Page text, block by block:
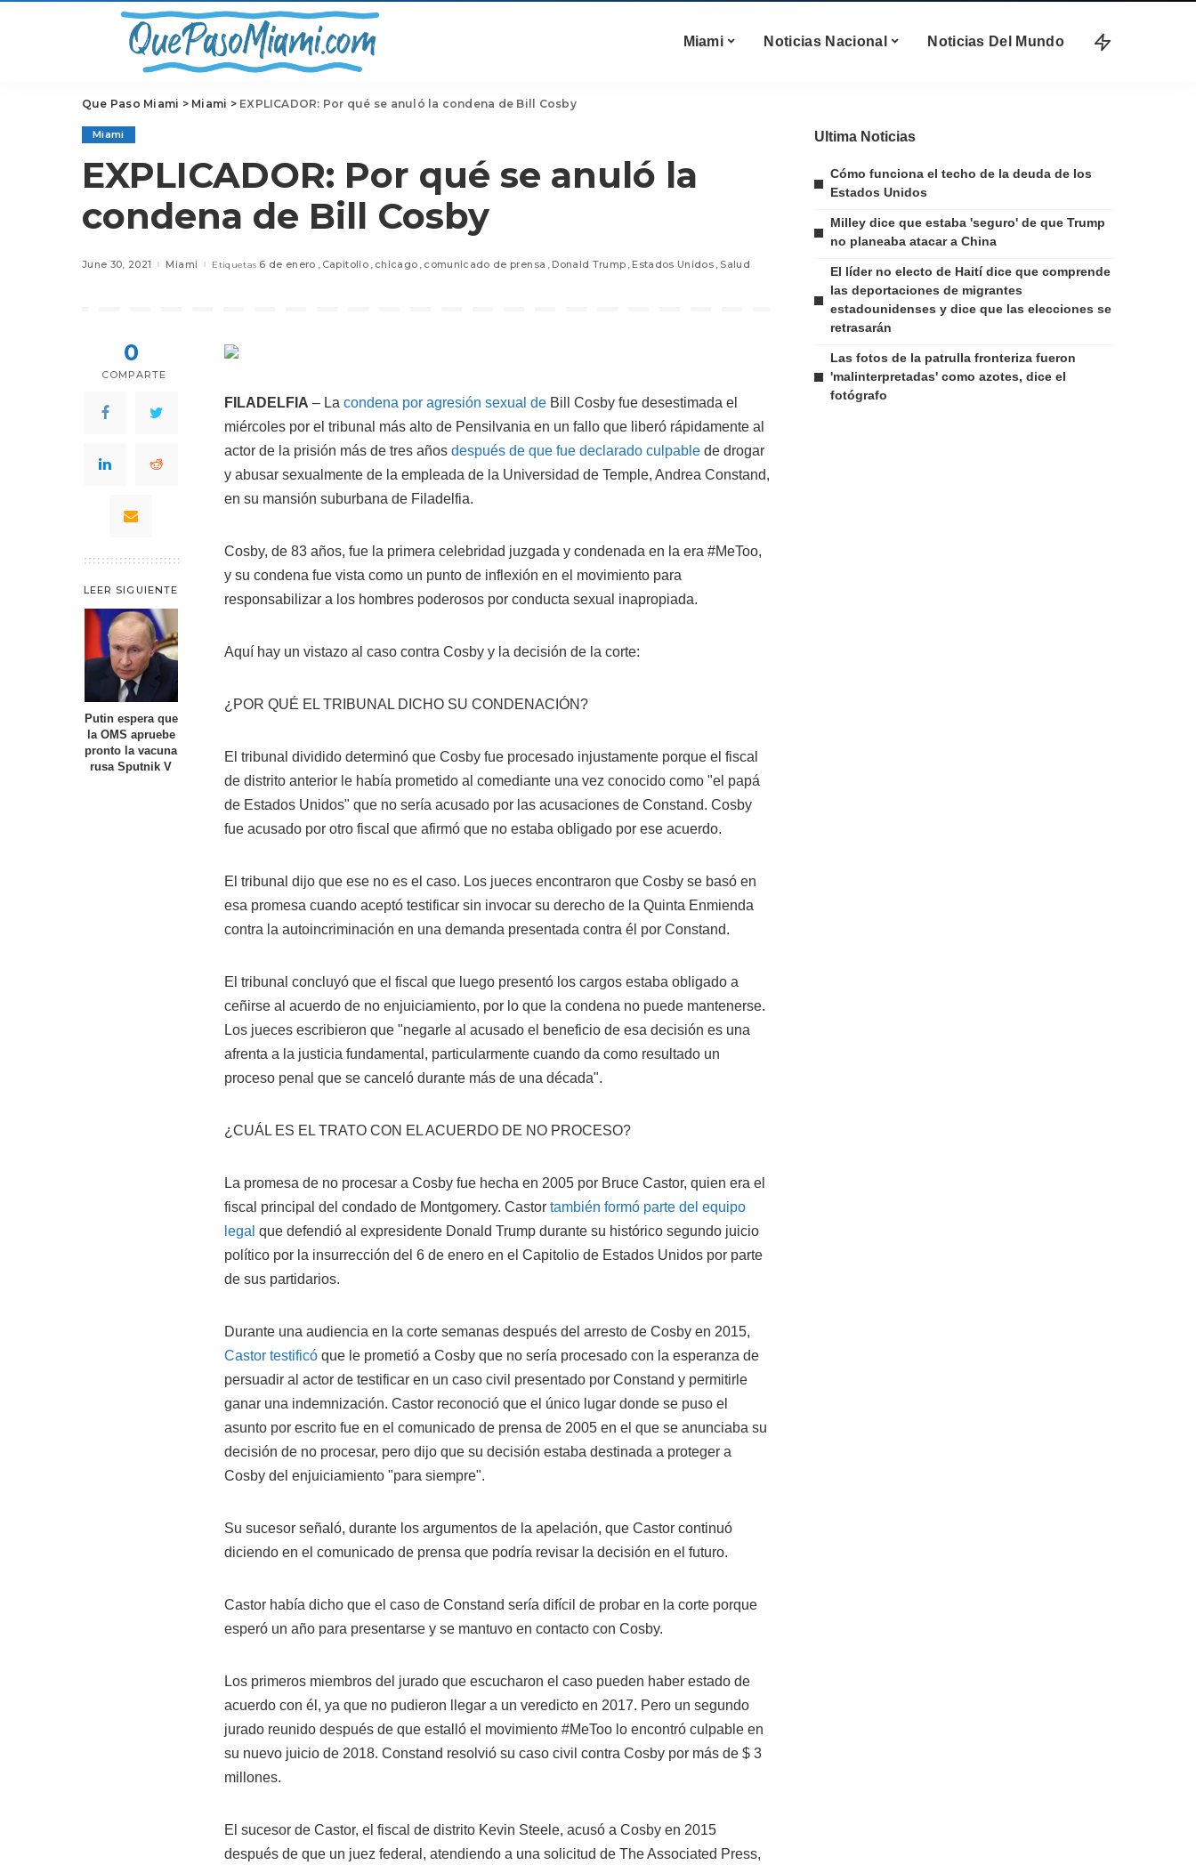
Miami Noticias Nacional Noticias Del Mundo
Que Paso Miami > Miami > EXPLICADOR: Por qué se anuló la condena de Bill Cosby
Miami
EXPLICADOR: Por qué se anuló la
condena de Bill Cosby
June 30, 2021 Miami Etiquetas 6 de enero Capitolio chicago comunicado de prensa Donald Trump Estados Unidos Salud
0
COMPARTE
LEER SIGUIENTE
Putin espera que
la OMS apruebe
pronto la vacuna
rusa Sputnik V
FILADELFIA – La condena por agresión sexual de Bill Cosby fue desestimada el
miércoles por el tribunal más alto de Pensilvania en un fallo que liberó rápidamente al
actor de la prisión más de tres años después de que fue declarado culpable de drogar
y abusar sexualmente de la empleada de la Universidad de Temple, Andrea Constand,
en su mansión suburbana de Filadelfia.
Cosby, de 83 años, fue la primera celebridad juzgada y condenada en la era #MeToo,
y su condena fue vista como un punto de inflexión en el movimiento para
responsabilizar a los hombres poderosos por conducta sexual inapropiada.
Aquí hay un vistazo al caso contra Cosby y la decisión de la corte:
¿POR QUÉ EL TRIBUNAL DICHO SU CONDENACIÓN?
El tribunal dividido determinó que Cosby fue procesado injustamente porque el fiscal
de distrito anterior le había prometido al comediante una vez conocido como "el papá
de Estados Unidos" que no sería acusado por las acusaciones de Constand. Cosby
fue acusado por otro fiscal que afirmó que no estaba obligado por ese acuerdo.
El tribunal dijo que ese no es el caso. Los jueces encontraron que Cosby se basó en
esa promesa cuando aceptó testificar sin invocar su derecho de la Quinta Enmienda
contra la autoincriminación en una demanda presentada contra él por Constand.
El tribunal concluyó que el fiscal que luego presentó los cargos estaba obligado a
ceñirse al acuerdo de no enjuiciamiento, por lo que la condena no puede mantenerse.
Los jueces escribieron que "negarle al acusado el beneficio de esa decisión es una
afrenta a la justicia fundamental, particularmente cuando da como resultado un
proceso penal que se canceló durante más de una década".
¿CUÁL ES EL TRATO CON EL ACUERDO DE NO PROCESO?
La promesa de no procesar a Cosby fue hecha en 2005 por Bruce Castor, quien era el
fiscal principal del condado de Montgomery. Castor también formó parte del equipo
legal que defendió al expresidente Donald Trump durante su histórico segundo juicio
político por la insurrección del 6 de enero en el Capitolio de Estados Unidos por parte
de sus partidarios.
Durante una audiencia en la corte semanas después del arresto de Cosby en 2015,
Castor testificó que le prometió a Cosby que no sería procesado con la esperanza de
persuadir al actor de testificar en un caso civil presentado por Constand y permitirle
ganar una indemnización. Castor reconoció que el único lugar donde se puso el
asunto por escrito fue en el comunicado de prensa de 2005 en el que se anunciaba su
decisión de no procesar, pero dijo que su decisión estaba destinada a proteger a
Cosby del enjuiciamiento "para siempre".
Su sucesor señaló, durante los argumentos de la apelación, que Castor continuó
diciendo en el comunicado de prensa que podría revisar la decisión en el futuro.
Castor había dicho que el caso de Constand sería difícil de probar en la corte porque
esperó un año para presentarse y se mantuvo en contacto con Cosby.
Los primeros miembros del jurado que escucharon el caso pueden haber estado de
acuerdo con él, ya que no pudieron llegar a un veredicto en 2017. Pero un segundo
jurado reunido después de que estalló el movimiento #MeToo lo encontró culpable en
su nuevo juicio de 2018. Constand resolvió su caso civil contra Cosby por más de $ 3
millones.
El sucesor de Castor, el fiscal de distrito Kevin Steele, acusó a Cosby en 2015
después de que un juez federal, atendiendo a una solicitud de The Associated Press,
Ultima Noticias
Cómo funciona el techo de la deuda de los
Estados Unidos
Milley dice que estaba 'seguro' de que Trump
no planeaba atacar a China
El líder no electo de Haití dice que comprende
las deportaciones de migrantes
estadounidenses y dice que las elecciones se
retrasarán
Las fotos de la patrulla fronteriza fueron
'malinterpretadas' como azotes, dice el
fotógrafo